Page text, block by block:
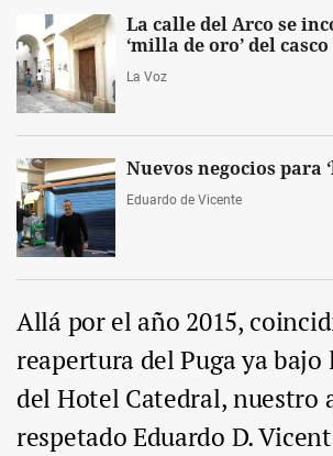
La calle del Arco se
‘milla de oro’ del
La Voz
Nuevos negocios para
Eduardo de Vicente
Allá por el año 2015,
reapertura del Puga ya bajo
del Hotel Catedral, nuestro
respetado Eduardo D.